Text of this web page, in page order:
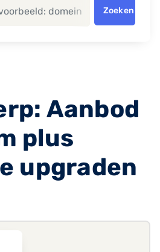
Zoeken
Aanbod
plus
upgraden